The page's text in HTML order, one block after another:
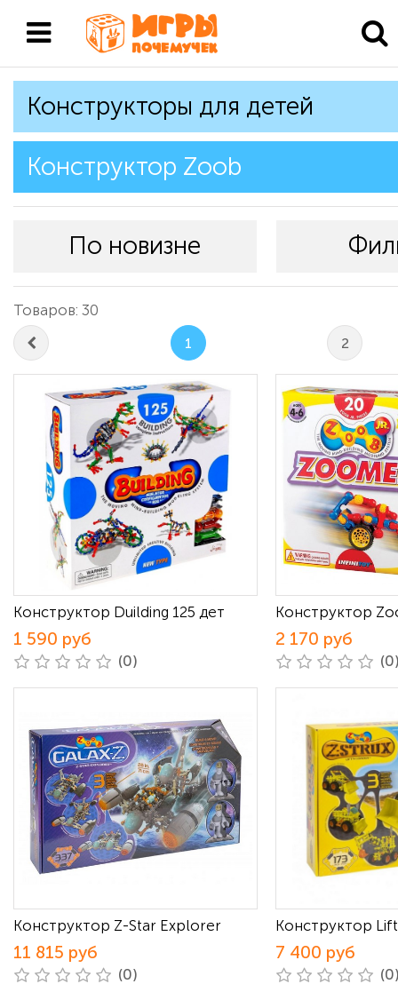
Конструкторы для детей
Конструктор Zoob
По новизне
Товаров: 30
1 2
Конструктор Duilding 125 дет
1 590 руб
(0)
Конструктор
2 170 руб
Конструктор Z-Star Explorer
11 815 руб
(0)
Конструктор
7 400 руб